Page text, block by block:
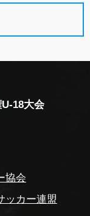
18大会
協会
ッカー連盟